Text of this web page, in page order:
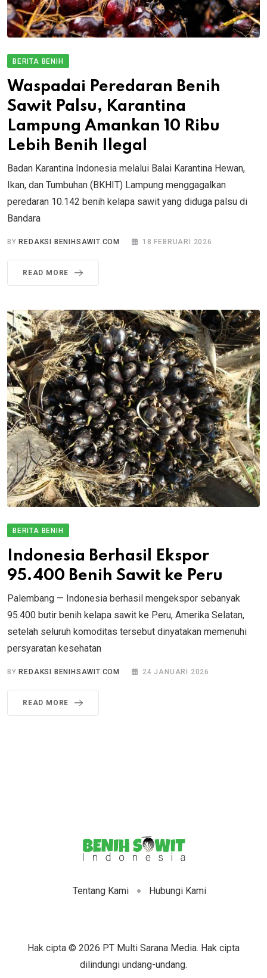
BERITA BENIH
Waspadai Peredaran Benih
Sawit Palsu, Karantina
Lampung Amankan 10 Ribu
Lebih Benih Ilegal
Badan Karantina Indonesia melalui Balai Karantina Hewan,
Ikan, dan Tumbuhan (BKHIT) Lampung menggagalkan
peredaran 10.142 benih kelapa sawit yang diduga palsu di
Bandara
BYREDAKSI BENIHSAWIT.COM 18 FEBRUARI 2026
READ MORE
BERITA BENIH
Indonesia Berhasil Ekspor
95.400 Benih Sawit ke Peru
Palembang — Indonesia berhasil mengekspor sebanyak
95.400 butir benih kelapa sawit ke Peru, Amerika Selatan,
setelah seluruh komoditas tersebut dinyatakan memenuhi
persyaratan kesehatan
BY REDAKSI BENIHSAWIT.COM 24 JANUARI 2026
READ MORE
Tentang Kami Hubungi Kami
Hak cipta © 2026 PT Multi Sarana Media. Hak cipta
dilindungi undang-undang.